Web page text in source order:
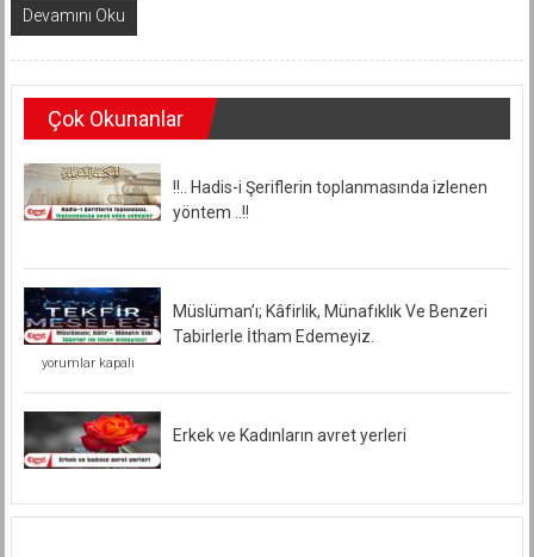
Devamını Oku
Çok Okunanlar
!!.. Hadis-i Şeriflerin toplanmasında izlenen
yöntem ..!!
Müslüman’ı; Kâfirlik, Münafıklık Ve Benzeri
Tabirlerle İtham Edemeyiz.
Müslüman’ı;
Münafıklık
Ve
Benzeri
Tabirlerle
İtham
yorumlar kapalı
Erkek ve Kadınların avret yerleri